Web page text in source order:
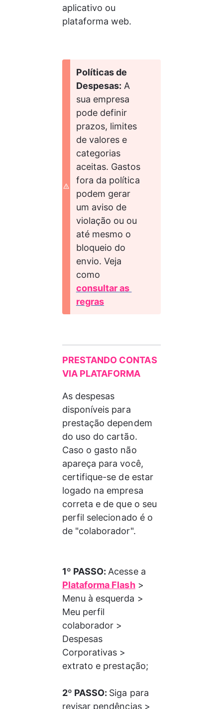
aplicativo ou
plataforma web.
Políticas de
Despesas: A
sua empresa
pode definir
prazos, limites
de valores e
categorias
aceitas. Gastos
fora da política
podem gerar
um aviso de
violação ou ou
até mesmo o
bloqueio do
envio. Veja
como
consultar as
regras
PRESTANDO CONTAS
VIA PLATAFORMA
As despesas
disponíveis para
prestação dependem
do uso do cartão.
Caso o gasto não
apareça para você,
certifique-se de estar
logado na empresa
correta e de que o seu
perfil selecionado é o
de "colaborador".
1º PASSO: Acesse a
Plataforma Flash >
Menu à esquerda >
Meu perfil
colaborador >
Despesas
Corporativas >
extrato e prestação;
2º PASSO: Siga para
revisar pendências >